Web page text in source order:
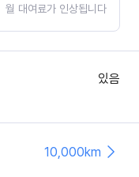
월 대여료가 인상됩니다
있음
10,000km